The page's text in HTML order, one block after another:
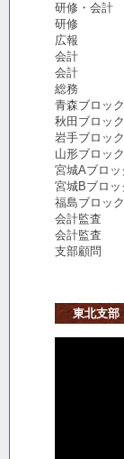
研修・
研修
広
会計
会計
総務
青森ブ
秋田ブ
岩手ブ
山形ブ
宮城Aブ
宮城Bブ
福島ブ
会計
会計
支部
東北支